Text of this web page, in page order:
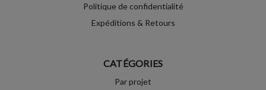
Politique de confidentialité
Expéditions & Retours
CATÉGORIES
Par projet